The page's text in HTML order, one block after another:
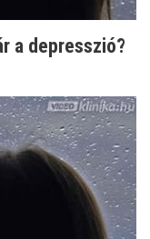
a depresszió?